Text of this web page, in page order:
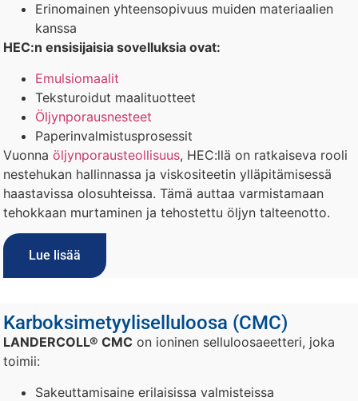
Erinomainen yhteensopivuus muiden materiaalien
kanssa
HEC:n ensisijaisia sovelluksia ovat:
Emulsiomaalit
Teksturoidut maalituotteet
Öljynporausnesteet
Paperinvalmistusprosessit
Vuonnaöljynporausteollisuus, HEC:llä on ratkaiseva rooli
nestehukan hallinnassa ja viskositeetin ylläpitämisessä
haastavissa olosuhteissa. Tämä auttaa varmistamaan
tehokkaan murtaminen ja tehostettu öljyn talteenotto.
Lue lisää
Karboksimetyyliselluloosa (CMC)
LANDERCOLL® CMC on ioninen selluloosaeetteri, joka
toimii:
Sakeuttamisaine erilaisissa valmisteissa